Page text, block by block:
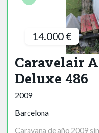
14.000 €
Caravelair
Deluxe 486
2009
Barcelona
Caravana de año 2009